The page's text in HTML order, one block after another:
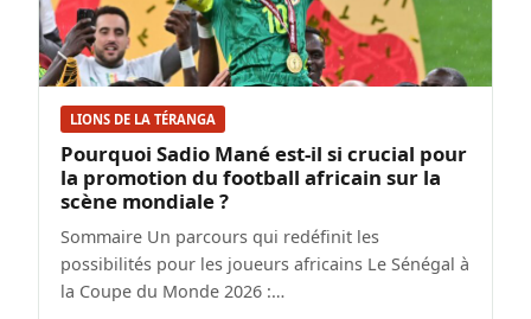
LIONS DE LA TÉRANGA
Pourquoi Sadio Mané est-il si crucial pour
la promotion du football africain sur la
scène mondiale ?
Sommaire Un parcours qui redéfinit les
possibilités pour les joueurs africains Le Sénégal à
la Coupe du Monde 2026 :…